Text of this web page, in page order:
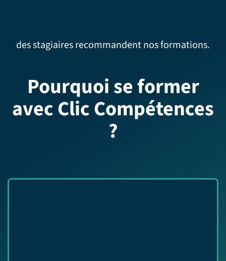
des stagiaires recommandent nos formations.
Pourquoi se former
avec Clic Compétences
?